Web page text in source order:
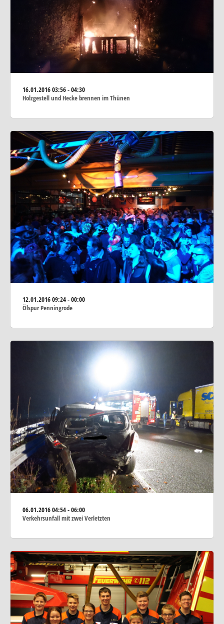
16.01.201603:56 - 04:30
Holzgestell und Hecke brennen im Thünen
12.01.201609:24 - 00:00
Ölspur Penningrode
06.01.201604:54 - 06:00
Verkehrsunfall mit zwei Verletzten